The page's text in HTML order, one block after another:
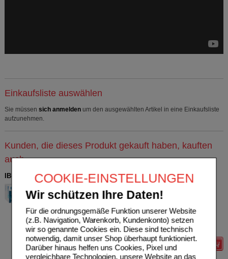
COOKIE-EINSTELLUNGEN
Wir schützen Ihre Daten!
Für die ordnungsgemäße Funktion unserer Website
(z.B. Navigation, Warenkorb, Kundenkonto) setzen
wir so genannte Cookies ein. Diese sind technisch
notwendig, damit unser Shop überhaupt funktioniert.
Darüber hinaus helfen uns Cookies, Pixel und
vergleichbare Technologien, unsere Website an das
Einkaufsliste auswählen
Sie müssen sich anmelden um den ausgewählten Artikel in eine Einkaufsliste
aufzunehmen.
Kunden, die dieses Produkt gekauft haben, kauften
auch
IBUHEXAL akut 400 Filmtabletten
03161577
AVP***
Unser Preis
Sie sparen
Max. Abgabe:
Details